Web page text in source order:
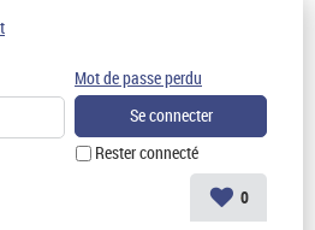
Rester connecté
Mot de passe perdu
0